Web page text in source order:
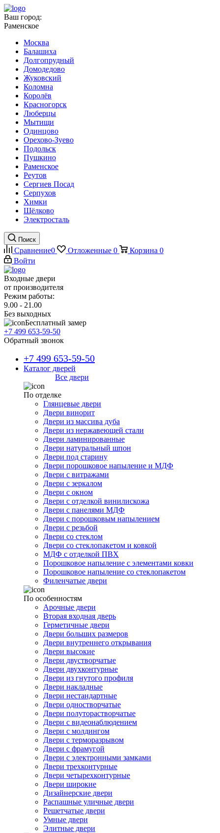
Ваш город:
Раменское
Москва
Балашиха
Долгопрудный
Домодедово
Жуковский
Коломна
Королёв
Красногорск
Люберцы
Мытищи
Одинцово
Орехово-Зуево
Подольск
Пушкино
Раменское
Реутов
Сергиев Посад
Серпухов
Химки
Щёлково
Электросталь
Поиск
Сравнение0 Отложенные 0 Корзина 0
Войти
Входные двери
от производителя
Режим работы:
9.00 - 21.00
Без выходных
Бесплатный замер
+7 499 653-59-50
Обратный звонок
+7 499 653-59-50
Каталог дверей
Все двери
По отделке
Глянцевые двери
Двери винорит
Двери из массива дуба
Двери из нержавеющей стали
Двери ламинированные
Двери натуральный шпон
Двери под старину
Двери порошковое напыление и МДФ
Двери с витражами
Двери с зеркалом
Двери с окном
Двери с отделкой винилискожа
Двери с панелями МДФ
Двери с порошковым напылением
Двери с резьбой
Двери со стеклом
Двери со стеклопакетом и ковкой
МДФ с отделкой ПВХ
Порошковое напыление с элементами ковки
Порошковое напыление со стеклопакетом
Филенчатые двери
По особенностям
Арочные двери
Вторая входная дверь
Герметичные двери
Двери больших размеров
Двери внутреннего открывания
Двери высокие
Двери двустворчатые
Двери двухконтурные
Двери из гнутого профиля
Двери накладные
Двери нестандартные
Двери одностворчатые
Двери полуторастворчатые
Двери с видеонаблюдением
Двери с молдингом
Двери с терморазрывом
Двери с фрамугой
Двери с электронными замками
Двери трехконтурные
Двери четырехконтурные
Двери широкие
Дизайнерские двери
Распашные уличные двери
Решетчатые двери
Умные двери
Элитные двери